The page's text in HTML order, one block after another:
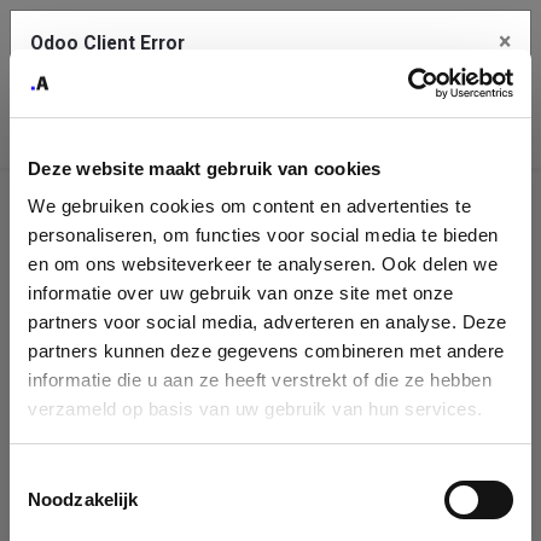
Deze website maakt gebruik van cookies
We gebruiken cookies om content en advertenties te
personaliseren, om functies voor social media te bieden
en om ons websiteverkeer te analyseren. Ook delen we
informatie over uw gebruik van onze site met onze
partners voor social media, adverteren en analyse. Deze
partners kunnen deze gegevens combineren met andere
informatie die u aan ze heeft verstrekt of die ze hebben
verzameld op basis van uw gebruik van hun services.
Noodzakelijk
Company
Identification
Please fill in your company details
You can search a company in our database by name, VAT or
enterprise ID. When a company is selected it will auto-complete the
form. If you don't find your company in our database, you can create
Odoo Client Error ×
service.
See details
Ok